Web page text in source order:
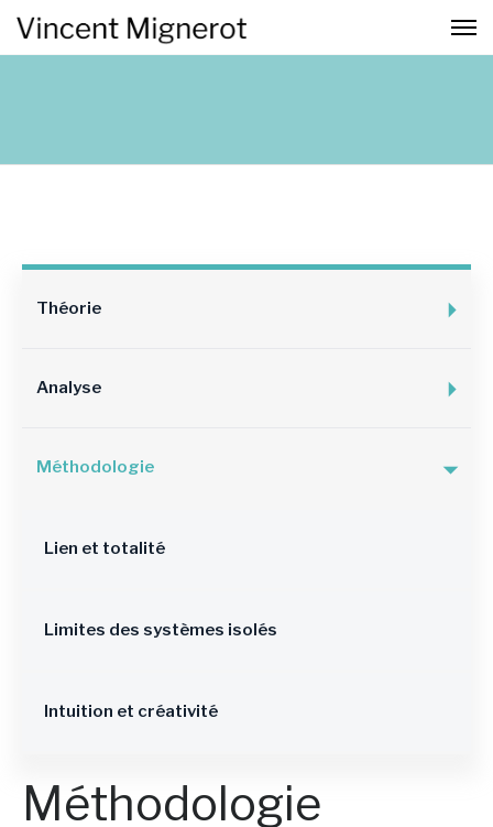
Méthodologie
Théorie
Analyse
Méthodologie
Lien et totalité
Limites des systèmes isolés
Intuition et créativité